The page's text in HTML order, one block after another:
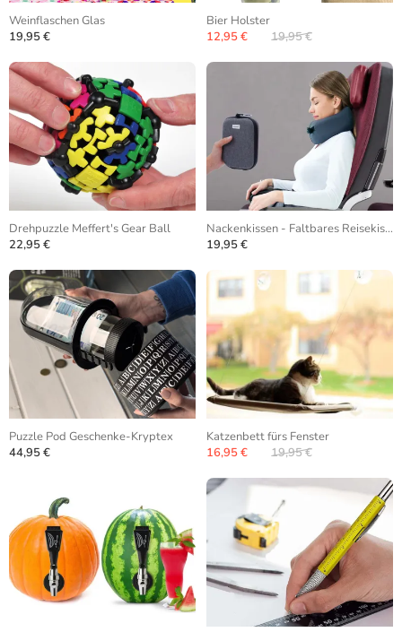
Weinflaschen Glas
19,95 €
Bier Holster
12,95 €
19,95 €
Drehpuzzle Meffert's Gear Ball
22,95 €
Nackenkissen - Faltbares Reisekissen
19,95 €
Puzzle Pod Geschenke-Kryptex
44,95 €
Katzenbett fürs Fenster
16,95 €
19,95 €